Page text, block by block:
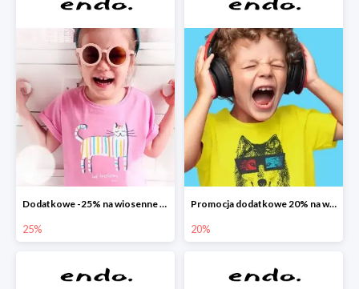
Dodatkowe -25% na wiosenne nowości
25%
Promocja dodatkowe 20% na wszystko
20%